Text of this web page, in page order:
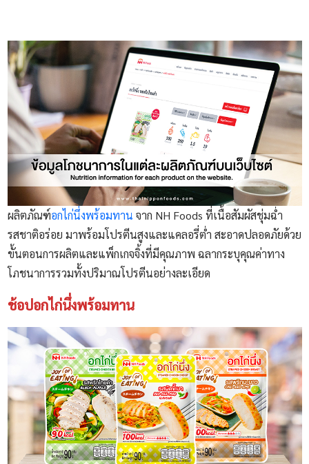
ผลิตภัณฑ์อกไก่นึ่งพร้อมทาน จาก NH Foods ที่เนื้อสัมผัสชุ่มฉ่ำ
รสชาติอร่อย มาพร้อมโปรตีนสูงและแคลอรี่ต่ำ สะอาดปลอดภัยด้วย
ขั้นตอนการผลิตและแพ็กเกจจิ้งที่มีคุณภาพ ฉลากระบุคุณค่าทาง
โภชนาการรวมทั้งปริมาณโปรตีนอย่างละเอียด
ช้อปอกไก่นึ่งพร้อมทาน